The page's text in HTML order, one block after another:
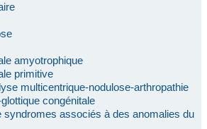
amyotrophique
primitive
multicentrique-nodulose-arthropathie
congénitale
syndromes associés à des anomalies du